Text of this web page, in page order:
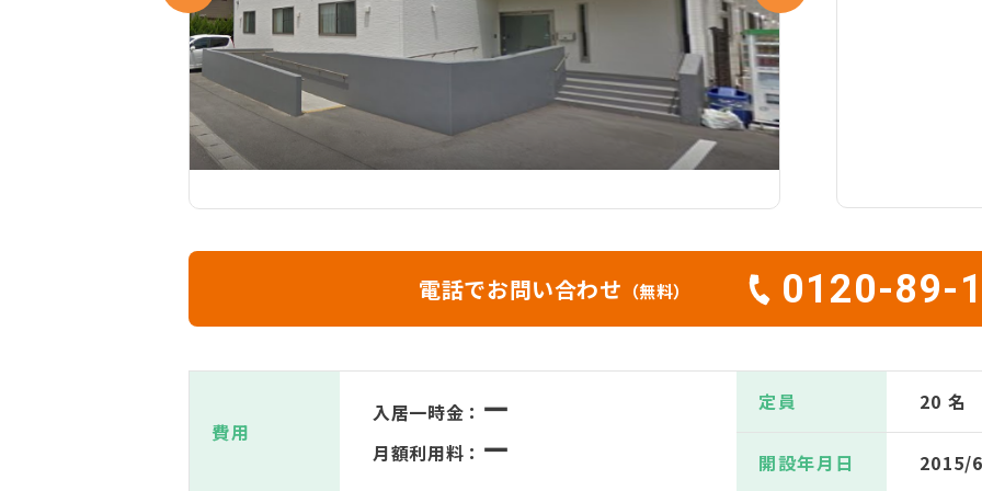
電話でお問い合わせ （無料） 0120-89-
費用
入居一時金： ー
月額利用料： ー
定員 20 名
開設年月日 2015/